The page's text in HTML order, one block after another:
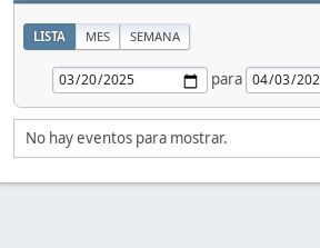
LISTA MES SEMANA
para
No hay eventos para mostrar.